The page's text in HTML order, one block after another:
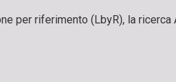
per riferimento (LbyR), la